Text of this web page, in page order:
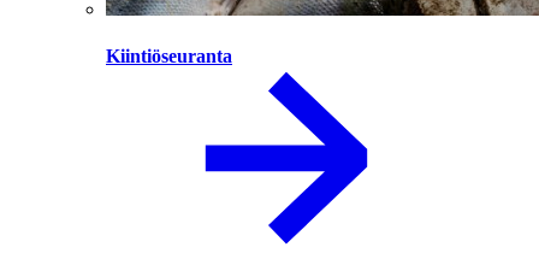
Kiintiöseuranta